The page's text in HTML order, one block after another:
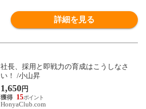
詳細を見る
社長、採用と即戦力の育成はこうしなさ
い！ /小山昇
1,650円
15
HonyaClub.com